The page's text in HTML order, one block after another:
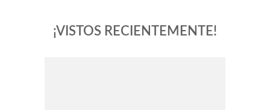
¡VISTOS RECIENTEMENTE!